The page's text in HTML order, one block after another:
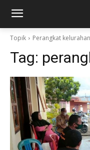
Topik Perangkat kelurahan
Tag: